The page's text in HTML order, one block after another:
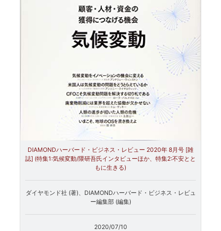
DIAMONDハーバード・ビジネス・レビュー 2020年 8月号 [雑
誌] (特集1:気候変動/隈研吾氏インタビューほか、特集2:不安とと
もに生きる)
ダイヤモンド社 (著)、DIAMONDハーバード・ビジネス・レビュ
ー編集部 (編集)
2020/07/10